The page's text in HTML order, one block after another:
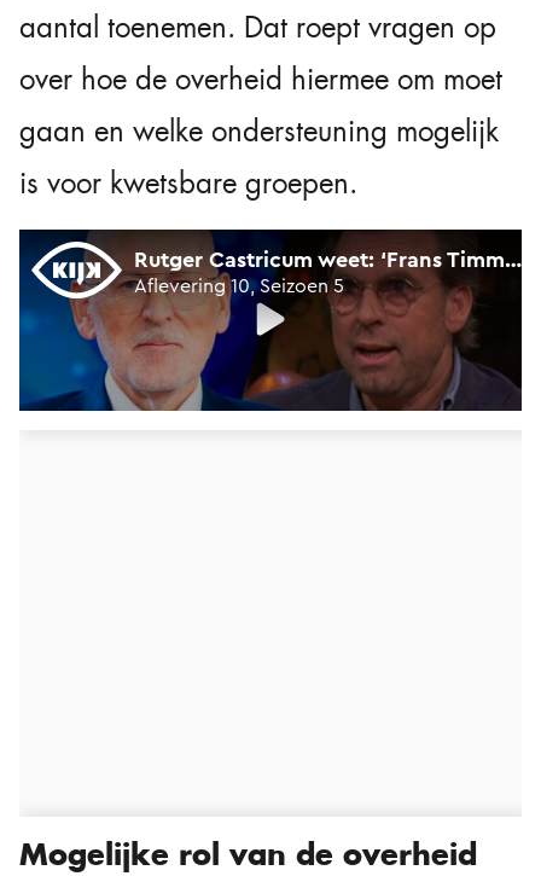
aantal toenemen. Dat roept vragen op
over hoe de overheid hiermee om moet
gaan en welke ondersteuning mogelijk
is voor kwetsbare groepen.
Mogelijke rol van de overheid